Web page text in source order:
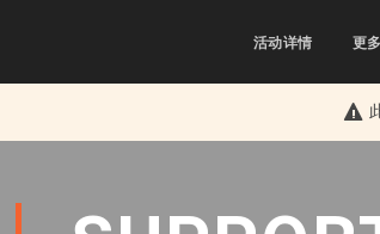
活动详情 更